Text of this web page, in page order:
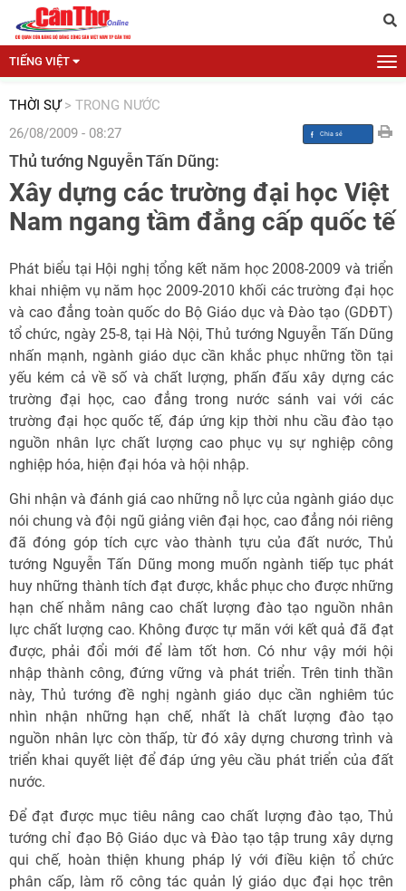
TIẾNG VIỆT
THỜI SỰ > TRONG NƯỚC
26/08/2009 - 08:27
Thủ tướng Nguyễn Tấn Dũng:
Xây dựng các trường đại học Việt
Nam ngang tầm đẳng cấp quốc tế
Phát biểu tại Hội nghị tổng kết năm học 2008-2009 và triển
khai nhiệm vụ năm học 2009-2010 khối các trường đại học
và cao đẳng toàn quốc do Bộ Giáo dục và Đào tạo (GDĐT)
tổ chức, ngày 25-8, tại Hà Nội, Thủ tướng Nguyễn Tấn Dũng
nhấn mạnh, ngành giáo dục cần khắc phục những tồn tại
yếu kém cả về số và chất lượng, phấn đấu xây dựng các
trường đại học, cao đẳng trong nước sánh vai với các
trường đại học quốc tế, đáp ứng kịp thời nhu cầu đào tạo
nguồn nhân lực chất lượng cao phục vụ sự nghiệp công
nghiệp hóa, hiện đại hóa và hội nhập.
Ghi nhận và đánh giá cao những nỗ lực của ngành giáo dục
nói chung và đội ngũ giảng viên đại học, cao đẳng nói riêng
đã đóng góp tích cực vào thành tựu của đất nước, Thủ
tướng Nguyễn Tấn Dũng mong muốn ngành tiếp tục phát
huy những thành tích đạt được, khắc phục cho được những
hạn chế nhằm nâng cao chất lượng đào tạo nguồn nhân
lực chất lượng cao. Không được tự mãn với kết quả đã đạt
được, phải đổi mới để làm tốt hơn. Có như vậy mới hội
nhập thành công, đứng vững và phát triển. Trên tinh thần
này, Thủ tướng đề nghị ngành giáo dục cần nghiêm túc
nhìn nhận những hạn chế, nhất là chất lượng đào tạo
nguồn nhân lực còn thấp, từ đó xây dựng chương trình và
triển khai quyết liệt để đáp ứng yêu cầu phát triển của đất
nước.
Để đạt được mục tiêu nâng cao chất lượng đào tạo, Thủ
tướng chỉ đạo Bộ Giáo dục và Đào tạo tập trung xây dựng
qui chế, hoàn thiện khung pháp lý với điều kiện tổ chức
phân cấp, làm rõ công tác quản lý giáo dục đại học trên